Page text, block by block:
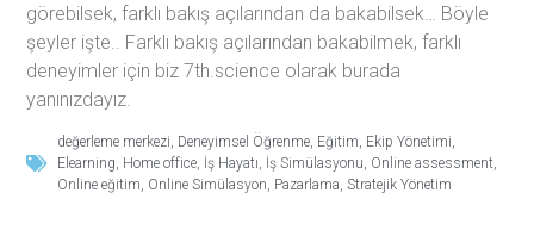
görebilsek, farklı bakış açılarından da bakabilsek… Böyle
şeyler işte.. Farklı bakış açılarından bakabilmek, farklı
deneyimler için biz 7th.science olarak burada
yanınızdayız.
değerleme merkezi, Deneyimsel Öğrenme, Eğitim, Ekip Yönetimi,
Elearning, Home office, İş Hayatı, İş Simülasyonu, Online assessment,
Online eğitim, Online Simülasyon, Pazarlama,Stratejik Yönetim